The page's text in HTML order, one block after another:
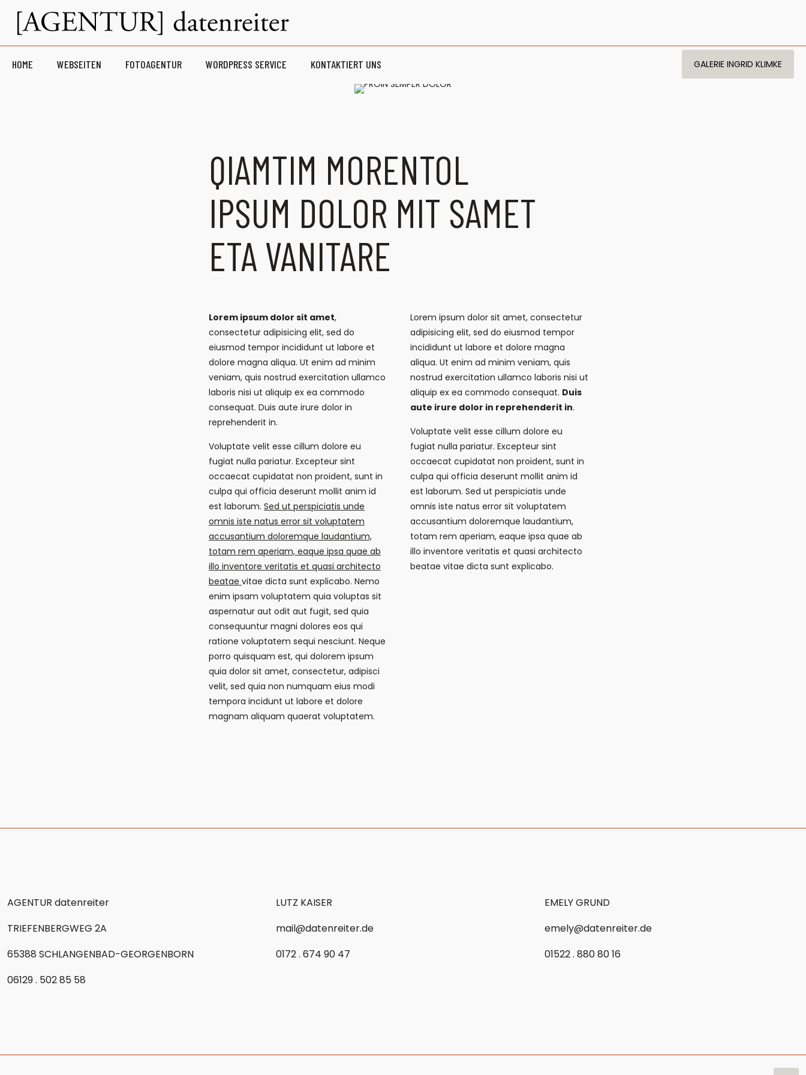
HOME WEBSEITEN FOTOAGENTUR WORDPRESS SERVICE KONTAKTIERT UNS GALERIE INGRID KLIMKE
QIAMTIM MORENTOL
IPSUM DOLOR MIT SAMET
ETA VANITARE
Lorem ipsum dolor sit amet,
consectetur adipisicing elit, sed do
eiusmod tempor incididunt ut labore et
dolore magna aliqua. Ut enim ad minim
veniam, quis nostrud exercitation ullamco
laboris nisi ut aliquip ex ea commodo
consequat. Duis aute irure dolor in
reprehenderit in.
Voluptate velit esse cillum dolore eu
fugiat nulla pariatur. Excepteur sint
occaecat cupidatat non proident, sunt in
culpa qui officia deserunt mollit anim id
est laborum. Sed ut perspiciatis unde
omnis iste natus error sit voluptatem
accusantium doloremque laudantium,
totam rem aperiam, eaque ipsa quae ab
illo inventore veritatis et quasi architecto
beatae vitae dicta sunt explicabo. Nemo
enim ipsam voluptatem quia voluptas sit
aspernatur aut odit aut fugit, sed quia
consequuntur magni dolores eos qui
ratione voluptatem sequi nesciunt. Neque
porro quisquam est, qui dolorem ipsum
quia dolor sit amet, consectetur, adipisci
velit, sed quia non numquam eius modi
tempora incidunt ut labore et dolore
magnam aliquam quaerat voluptatem.
Lorem ipsum dolor sit amet, consectetur
adipisicing elit, sed do eiusmod tempor
incididunt ut labore et dolore magna
aliqua. Ut enim ad minim veniam, quis
nostrud exercitation ullamco laboris nisi ut
aliquip ex ea commodo consequat. Duis
aute irure dolor in reprehenderit in.
Voluptate velit esse cillum dolore eu
fugiat nulla pariatur. Excepteur sint
occaecat cupidatat non proident, sunt in
culpa qui officia deserunt mollit anim id
est laborum. Sed ut perspiciatis unde
omnis iste natus error sit voluptatem
accusantium doloremque laudantium,
totam rem aperiam, eaque ipsa quae ab
illo inventore veritatis et quasi architecto
beatae vitae dicta sunt explicabo.
AGENTUR datenreiter
TRIEFENBERGWEG 2A
65388 SCHLANGENBAD-GEORGENBORN
06129 . 502 85 58
LUTZ KAISER
mail@datenreiter.de
0172 . 674 90 47
EMELY GRUND
emely@datenreiter.de
01522 . 880 80 16